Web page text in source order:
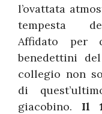
l’ovattata
tempesta
Affidato per
benedettini
collegio non
di
giacobino. Il